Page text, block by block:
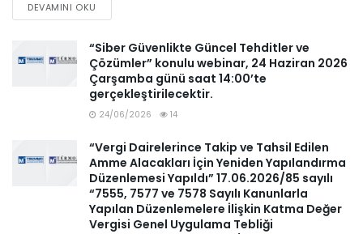
DEVAMINI OKU
“Siber Güvenlikte Güncel Tehditler ve
Çözümler” konulu webinar, 24 Haziran 2026
Çarşamba günü saat 14:00’te
gerçekleştirilecektir.
24/06/2026 14
“Vergi Dairelerince Takip ve Tahsil Edilen
Amme Alacakları İçin Yeniden Yapılandırma
Düzenlemesi Yapıldı” 17.06.2026/85 sayılı
“7555, 7577 ve 7578 Sayılı Kanunlarla
Yapılan Düzenlemelere İlişkin Katma Değer
Vergisi Genel Uygulama Tebliği